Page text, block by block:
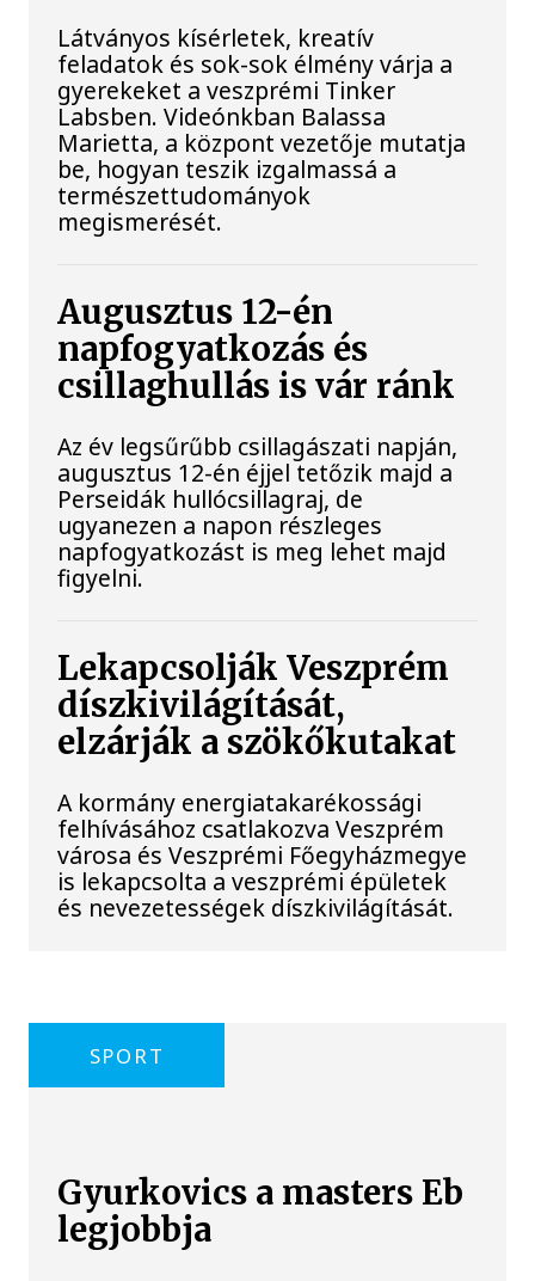
Látványos kísérletek, kreatív
feladatok és sok-sok élmény várja a
gyerekeket a veszprémi Tinker
Labsben. Videónkban Balassa
Marietta, a központ vezetője mutatja
be, hogyan teszik izgalmassá a
természettudományok
megismerését.
Augusztus 12-én
napfogyatkozás és
csillaghullás is vár ránk
Az év legsűrűbb csillagászati napján,
augusztus 12-én éjjel tetőzik majd a
Perseidák hullócsillagraj, de
ugyanezen a napon részleges
napfogyatkozást is meg lehet majd
figyelni.
Lekapcsolják Veszprém
díszkivilágítását,
elzárják a szökőkutakat
A kormány energiatakarékossági
felhívásához csatlakozva Veszprém
városa és Veszprémi Főegyházmegye
is lekapcsolta a veszprémi épületek
és nevezetességek díszkivilágítását.
SPORT
Gyurkovics a masters Eb
legjobbja